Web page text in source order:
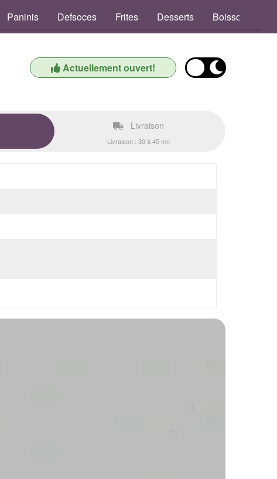
Paninis Defsoces Frites Desserts Boissons
Actuellement ouvert!
Livraison
Livraison : 30 à 45 mn